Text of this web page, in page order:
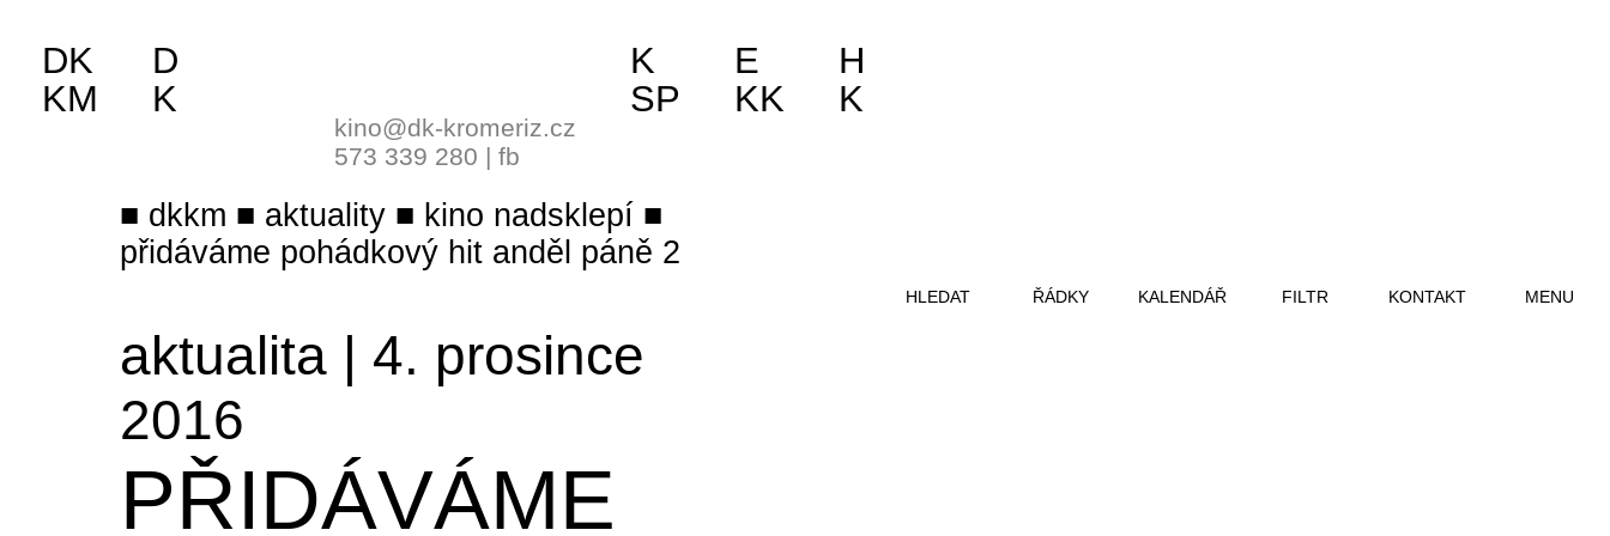
dkkm aktuality
kino nadsklepí
přidáváme pohádkový hit anděl páně 2
aktualita | 4. prosince
2016
PŘIDÁVÁME
DK
KM
D
K
kino@dk-kromeriz.cz
573 339 280 | fb
K
SP
E
KK
H
K
HLEDAT ŘÁDKY KALENDÁŘ FILTR KONTAKT MENU